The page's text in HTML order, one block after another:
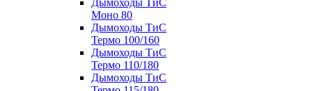
Дымоходы ТиС
Моно 80
Дымоходы ТиС
Термо 100/160
Дымоходы ТиС
Термо 110/180
Дымоходы ТиС